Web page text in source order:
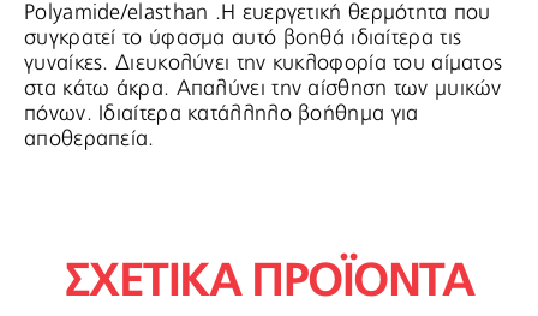
Polyamide/elasthan .Η ευεργετική θερμότητα που
συγκρατεί το ύφασμα αυτό βοηθά ιδιαίτερα τις
γυναίκες. Διευκολύνει την κυκλοφορία του αίματος
στα κάτω άκρα. Απαλύνει την αίσθηση των μυικών
πόνων. Ιδιαίτερα κατάλληλο βοήθημα για
αποθεραπεία.
ΣΧΕΤΙΚΑ ΠΡΟΪΟΝΤΑ